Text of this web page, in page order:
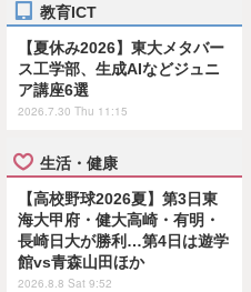
教育ICT
【夏休み2026】東大メタバー
ス工学部、生成AIなどジュニ
ア講座6選
2026.7.30 Thu 11:15
生活・健康
【高校野球2026夏】第3日東
海大甲府・健大高崎・有明・
長崎日大が勝利…第4日は遊学
館vs青森山田ほか
2026.8.8 Sat 9:52